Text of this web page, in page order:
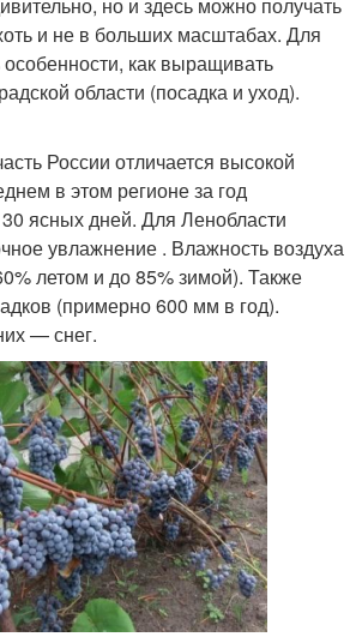
но и здесь можно получать
и не в больших масштабах. Для
особенности, как выращивать
области (посадка и уход).
России отличается высокой
в этом регионе за год
30 ясных дней. Для Ленобласти
увлажнение . Влажность воздуха
летом и до 85% зимой). Также
(примерно 600 мм в год).
— снег.